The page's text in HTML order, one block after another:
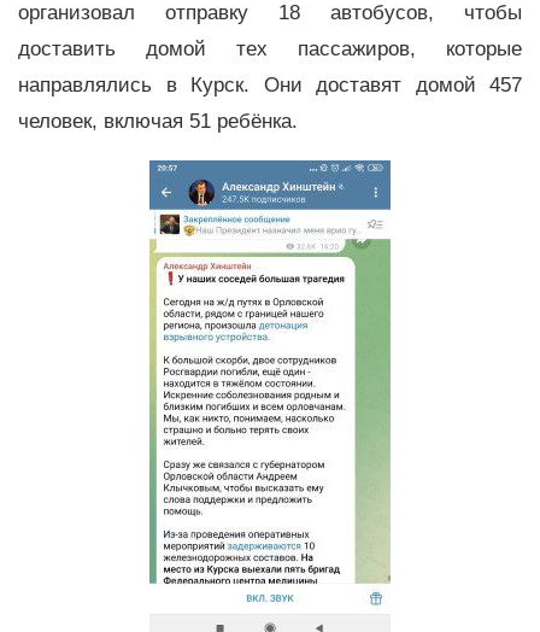
организовал отправку 18 автобусов, чтобы
доставить домой тех пассажиров, которые
направлялись в Курск. Они доставят домой 457
человек, включая 51 ребёнка.